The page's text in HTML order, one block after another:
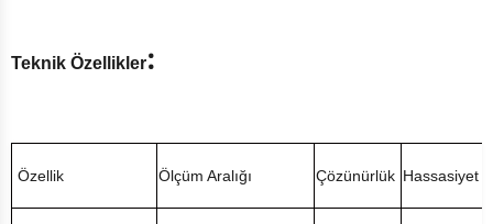
Teknik Özellikler:
Özellik Ölçüm Aralığı Çözünürlük Hassasiyet